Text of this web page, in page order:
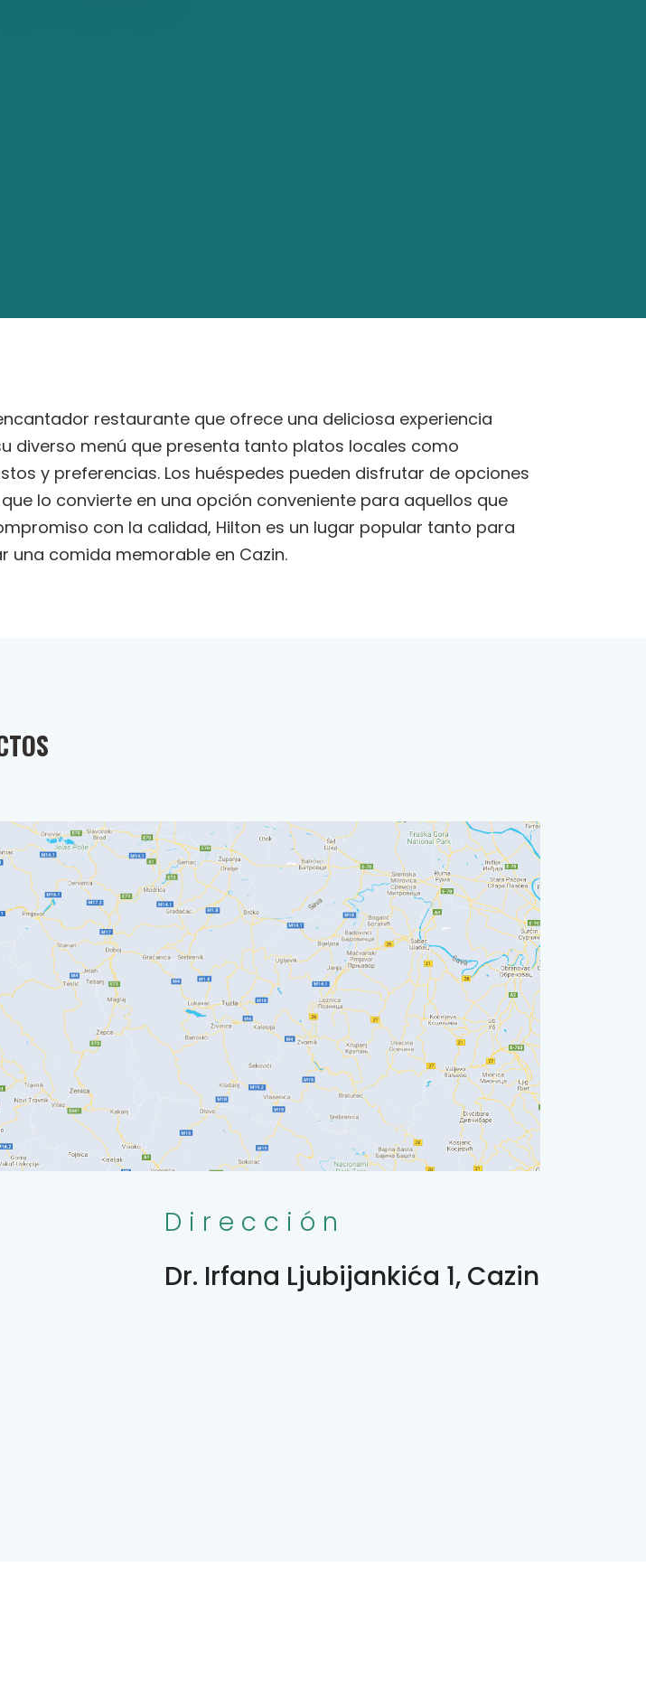
restaurante que ofrece una deliciosa experiencia
diverso menú que presenta tanto platos locales como
y preferencias. Los huéspedes pueden disfrutar de opciones
lo convierte en una opción conveniente para aquellos que
con la calidad, Hilton es un lugar popular tanto para
una comida memorable en Cazin.
Dirección
Dr. Irfana Ljubijankića 1, Cazin